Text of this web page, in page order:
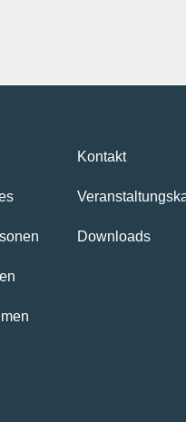
Kontakt
Downloads